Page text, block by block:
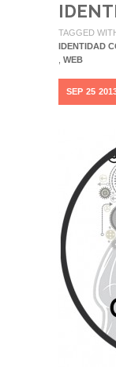
TAGGED
IDENTIDAD
WEB
SEP 25